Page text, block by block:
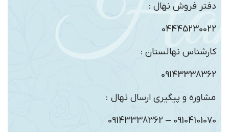
دفتر فروش نهال :
04445230022
کارشناس نهالستان :
09143338362
مشاوره و پیگیری ارسال نهال :
09104101070 – 09143338362